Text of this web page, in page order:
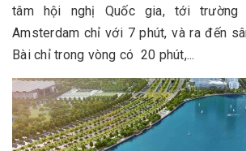
tâm hội nghị Quốc gia, tới trường
Amsterdam chỉ với 7 phút, và ra đến
Bài chỉ trong vòng có 20 phút,...